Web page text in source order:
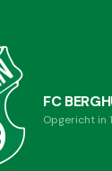
FC
Opgericht in